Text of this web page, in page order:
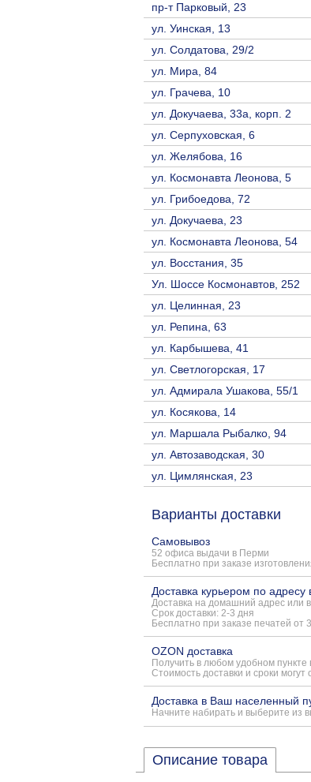
пр-т Парковый, 23
ул. Уинская, 13
ул. Солдатова, 29/2
ул. Мира, 84
ул. Грачева, 10
ул. Докучаева, 33а, корп. 2
ул. Серпуховская, 6
ул. Желябова, 16
ул. Космонавта Леонова, 5
ул. Грибоедова, 72
ул. Докучаева, 23
ул. Космонавта Леонова, 54
ул. Восстания, 35
Ул. Шоссе Космонавтов, 252
ул. Целинная, 23
ул. Репина, 63
ул. Карбышева, 41
ул. Светлогорская, 17
ул. Адмирала Ушакова, 55/1
ул. Косякова, 14
ул. Маршала Рыбалко, 94
ул. Автозаводская, 30
ул. Цимлянская, 23
Варианты доставки
Самовывоз
52 офиса выдачи в Перми
Бесплатно при заказе
Доставка курьером по
Доставка на домашний адрес или
Срок доставки: 2-3 дня
Бесплатно при заказе печатей от
OZON доставка
Получить в любом удобном пункте
Стоимость доставки и сроки могут
Доставка в Ваш населенный
Начните набирать и выберите из
Описание товара